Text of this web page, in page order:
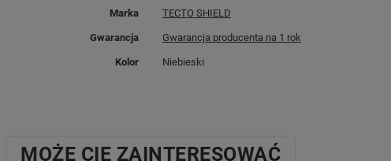
Marka TECTO SHIELD
Gwarancja Gwarancja producenta na 1 rok
Kolor Niebieski
MOŻE CIĘ ZAINTERESOWAĆ